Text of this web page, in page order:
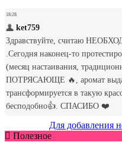
Для добавления
Полезное